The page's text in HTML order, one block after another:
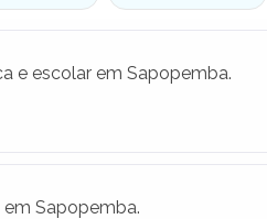
e escolar em Sapopemba.
Sapopemba.